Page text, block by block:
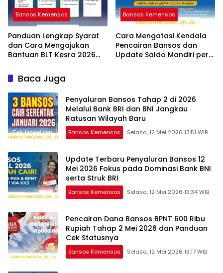
Bansos Kemensos
Panduan Lengkap Syarat
dan Cara Mengajukan
Bantuan BLT Kesra 2026
Bansos Kemensos
Cara Mengatasi Kendala
Pencairan Bansos dan
Update Saldo Mandiri per
Baca Juga
Penyaluran Bansos Tahap 2 di 2026
Melalui Bank BRI dan BNI Jangkau
Ratusan Wilayah Baru
Bansos Kemensos Selasa, 12 Mei 2026 13:51 WIB
Update Terbaru Penyaluran Bansos 12
Mei 2026 Fokus pada Dominasi Bank BNI
serta Struk BRI
Bansos Kemensos Selasa, 12 Mei 2026 13:34 WIB
Pencairan Dana Bansos BPNT 600 Ribu
Rupiah Tahap 2 Mei 2026 dan Panduan
Cek Statusnya
Bansos Kemensos Selasa, 12 Mei 2026 13:17 WIB